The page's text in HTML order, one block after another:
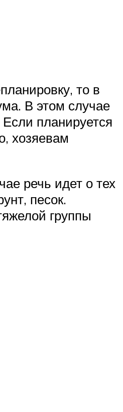
то в
В этом случае
планируется
хозяевам
речь идет о тех
песок.
группы